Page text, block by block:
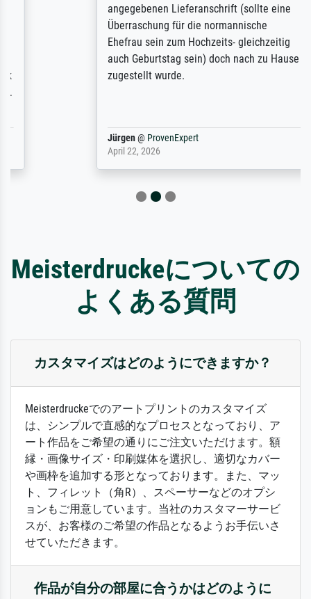
angegebenen Lieferanschrift (sollte eine
Überraschung für die normannische
Ehefrau sein zum Hochzeits- gleichzeitig
auch Geburtstag sein) doch nach zu Hause
zugestellt wurde.
ProvenExpert
April 22, 2026
Meisterdruckeについての
よくある質問
カスタマイズはどのようにできますか？
Meisterdruckeでのアートプリントのカスタマイズ
は、シンプルで直感的なプロセスとなっており、ア
ート作品をご希望の通りにご注文いただけます。額
縁・画像サイズ・印刷媒体を選択し、適切なカバー
や画枠を追加する形となっております。また、マッ
ト、フィレット（角R）、スペーサーなどのオプシ
ョンもご用意しています。当社のカスタマーサービ
スが、お客様のご希望の作品となるようお手伝いさ
せていただきます。
作品が自分の部屋に合うかはどのように